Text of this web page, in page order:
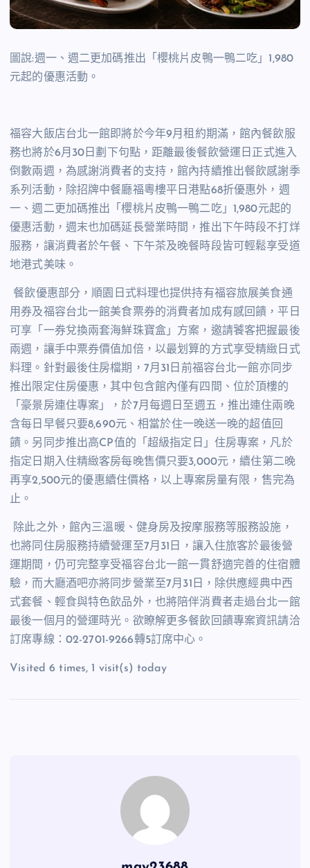
圖說:週一、週二更加碼推出「櫻桃片皮鴨一鴨二吃」 1,980
元起的優惠活動。
福容大飯店台北一館即將於今年9月租約期滿，館內餐飲服
務也將於6月 30 日劃下句點，距離最後餐飲營運日正式進入
倒數兩週，為感謝消費者的支持，館內持續推出餐飲感謝季
系列活動，除招牌中餐廳福粵樓平日港點68折優惠外，週
一、週二更加碼推出「櫻桃片皮鴨一鴨二吃」 1,980元起的
優惠活動，週末也加碼延長營業時間，推出下午時段不打烊
服務，讓消費者於午餐、下午茶及晚餐時段皆可輕鬆享受道
地港式美味。
餐飲優惠部分，順園日式料理也提供持有福容旅展美食通
用券及福容台北一館美食票券的消費者加成有感回饋，平日
可享「一券兌換兩套海鮮珠寶盒」方案，邀請饕客把握最後
兩週，讓手中票券價值加倍，以最划算的方式享受精緻日式
料理。針對最後住房檔期， 7月 31 日前福容台北一館亦同步
推出限定住房優惠，其中包含館內僅有四間、位於頂樓的
「豪景房連住專案」，於7月每週日至週五，推出連住兩晚
含每日早餐只要8,690元、相當於住一晚送一晚的超值回
饋。另同步推出高CP值的「超級指定日」住房專案，凡於
指定日期入住精緻客房每晚售價只要3,000元，續住第二晚
再享2,500元的優惠續住價格，以上專案房量有限，售完為
止。
除此之外，館內三溫暖、健身房及按摩服務等服務設施，
也將同住房服務持續營運至7月 31 日，讓入住旅客於最後營
運期間，仍可完整享受福容台北一館一貫舒適完善的住宿體
驗，而大廳酒吧亦將同步營業至7月 31 日，除供應經典中西
式套餐、輕食與特色飲品外，也將陪伴消費者走過台北一館
最後一個月的營運時光。欲瞭解更多餐飲回饋專案資訊請洽
訂席專線： 02-2701-9266轉5訂席中心。
Visited 6 times, 1 visit(s) today